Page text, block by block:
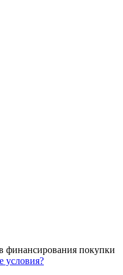
финансирования покупки
условия?